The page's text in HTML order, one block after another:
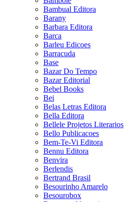
mensagemBambual Editora
Barany
Barbara Editora
Barca
Barleu Edicoes
Barracuda
Base
Bazar Do Tempo
Bazar Editorial
Bebel Books
Bei
Belas Letras Editora
Bella Editora
Bellele Projetos Literarios
Bello Publicacoes
Bem-Te-Vi Editora
Bennu Editora
Benvira
Berlendis
Bertrand Brasil
Besourinho Amarelo
Besourobox